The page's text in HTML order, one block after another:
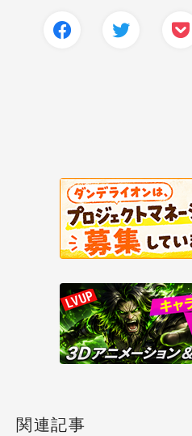
関連記事